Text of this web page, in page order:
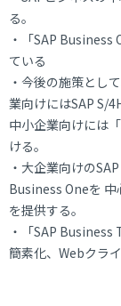
る。
・「SAP Business
ている
・今後の施策とし
業向けにはSAP S/
中小企業向けには
ける。
・大企業向けの
Business Oneを 中
を提供する。
・「SAP
簡素化、Webクラ